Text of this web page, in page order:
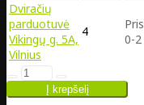
Dviračių
parduotuvė
Vikingų g. 5A,
Vilnius
4
0-2